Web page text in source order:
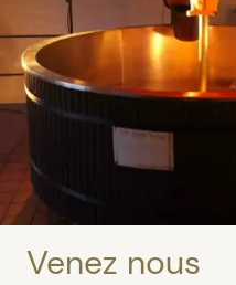
Venez nous